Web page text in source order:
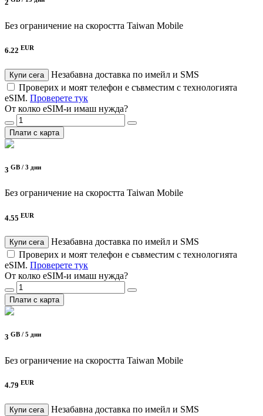
2
Без ограничение на скоростта Taiwan Mobile
6.22 EUR
Купи сега
Незабавна доставка по имейл и SMS
Проверих и моят телефон е съвместим с технологията
eSIM. Проверете тук
От колко eSIM-и имаш нужда?
Плати с карта
3 GB / 3 дни
Без ограничение на скоростта Taiwan Mobile
4.55 EUR
Купи сега
Незабавна доставка по имейл и SMS
Проверих и моят телефон е съвместим с технологията
eSIM. Проверете тук
От колко eSIM-и имаш нужда?
Плати с карта
3 GB / 5 дни
Без ограничение на скоростта Taiwan Mobile
4.79 EUR
Купи сега
Незабавна доставка по имейл и SMS